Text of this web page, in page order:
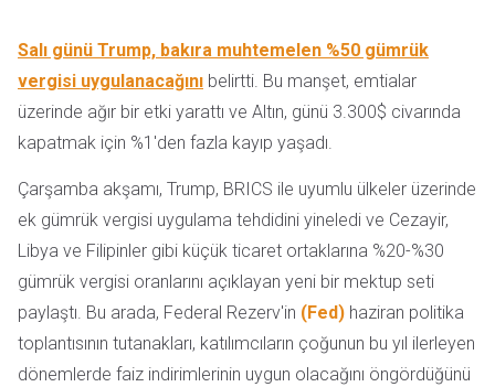
Salı günü Trump, bakıra muhtemelen %50 gümrük
vergisi uygulanacağını belirtti. Bu manşet, emtialar
üzerinde ağır bir etki yarattı ve Altın, günü 3.300$ civarında
kapatmak için %1'den fazla kayıp yaşadı.
Çarşamba akşamı, Trump, BRICS ile uyumlu ülkeler üzerinde
ek gümrük vergisi uygulama tehdidini yineledi ve Cezayir,
Libya ve Filipinler gibi küçük ticaret ortaklarına %20-%30
gümrük vergisi oranlarını açıklayan yeni bir mektup seti
paylaştı. Bu arada, Federal Rezerv'in (Fed) haziran politika
toplantısının tutanakları, katılımcıların çoğunun bu yıl ilerleyen
dönemlerde faiz indirimlerinin uygun olacağını öngördüğünü